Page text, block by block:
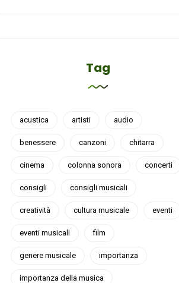
Tag
acustica artisti audio
benessere canzoni chitarra
cinema colonna sonora concerti
consigli consigli musicali
creatività cultura musicale eventi
eventi musicali film
genere musicale importanza
importanza della musica